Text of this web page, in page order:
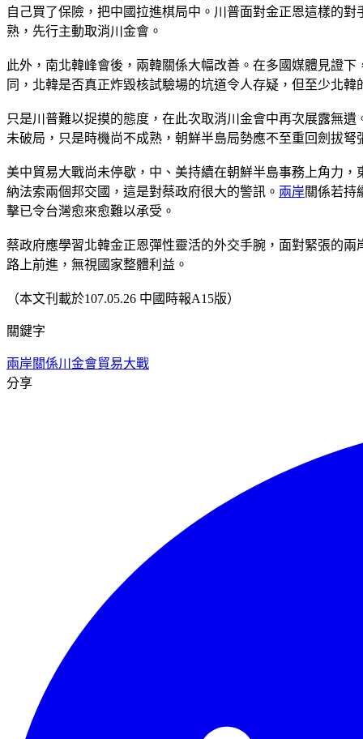
自己買了保險，把中國拉進棋局中。川普面對金正恩這樣的
熟，先行主動取消川金會。
此外，南北韓峰會後，兩韓關係大幅改善。在多國媒體見證
同，北韓是否真正炸毀核試驗場的坑道令人存疑，但至少北
只是川普難以捉摸的態度，在此次取消川金會中再次展露無
未破局，只是時機尚不成熟，朝鮮半島局勢應不至重回劍拔
美中貿易大戰尚未停歇，中、美持續在朝鮮半島事務上角力，
納法索兩個邦交國，這是對蔡政府很大的警訊。 兩岸關係若持
擊已令台灣愈來愈難以承受。
蔡政府應學習北韓金正恩彈性靈活的外交手腕，面對緊張的
路上前進，無視國家整體利益。
（本文刊載於107.05.26 中國時報A15版）
關鍵字
兩岸關係川金會貿易大戰
分享